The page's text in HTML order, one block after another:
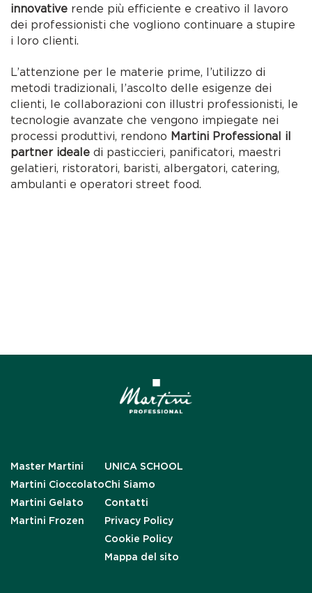
innovative rende più efficiente e creativo il lavoro
dei professionisti che vogliono continuare a stupire
i loro clienti.
L’attenzione per le materie prime, l’utilizzo di
metodi tradizionali, l’ascolto delle esigenze dei
clienti, le collaborazioni con illustri professionisti, le
tecnologie avanzate che vengono impiegate nei
processi produttivi, rendono Martini Professional il
partner ideale di pasticcieri, panificatori, maestri
gelatieri, ristoratori, baristi, albergatori, catering,
ambulanti e operatori street food.
Master Martini
Martini Cioccolato
Martini Gelato
Martini Frozen
UNICA SCHOOL
Chi Siamo
Contatti
Privacy Policy
Cookie Policy
Mappa del sito